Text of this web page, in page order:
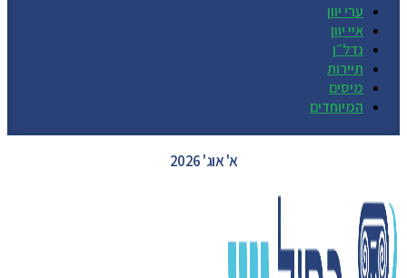
ערי יוון
איי יוון
נדל״ן
תיירות
מיסים
המיוחדים
א' אוג' 2026